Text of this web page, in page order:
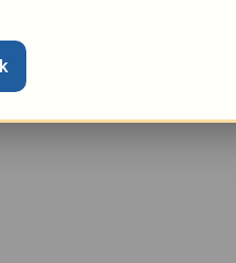
zřítila část